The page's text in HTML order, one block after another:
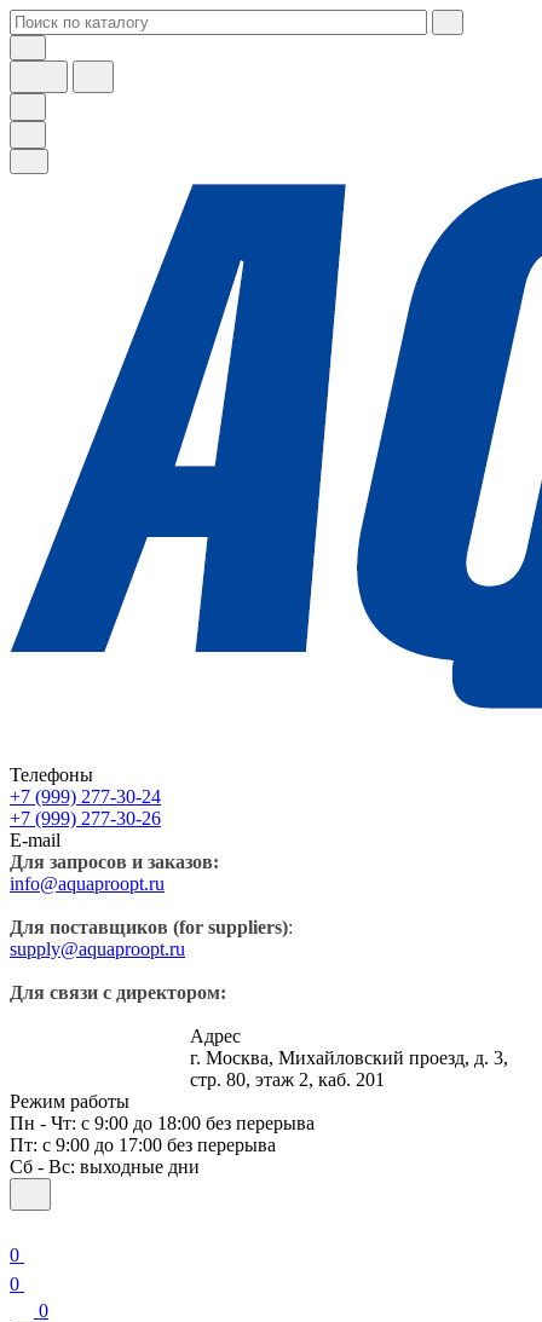
Телефоны
+7 (999) 277-30-24
+7 (999) 277-30-26
E-mail
Для запросов и заказов:
info@aquaproopt.ru
Для поставщиков (for suppliers):
supply@aquaproopt.ru
Для связи с директором:
Адрес
г. Москва, Михайловский проезд, д. 3,
стр. 80, этаж 2, каб. 201
Режим работы
Пн - Чт: с 9:00 до 18:00 без перерыва
Пт: с 9:00 до 17:00 без перерыва
Сб - Вс: выходные дни
0
0
0